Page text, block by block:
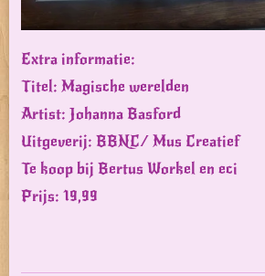
Extra informatie:
Titel: Magische werelden
Artist: Johanna Basford
Uitgeverij: BBNC/ Mus Creatief
Te koop bij Bertus Workel en eci
Prijs: 19,99